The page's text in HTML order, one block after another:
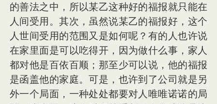
的善法之中，所以某乙这种好的福报就只能在
人间受用。其次，虽然说某乙的福报好，这个
人世间受用的范围又是如何呢？有的人也许说
在家里面是可以吃得开，因为做什么事，家人
都对他是百依百顺；那至少可以说，他的福报
是函盖他的家庭。可是，也许到了公司就是另
外一个局面，一种处处都要对人唯唯诺诺的局